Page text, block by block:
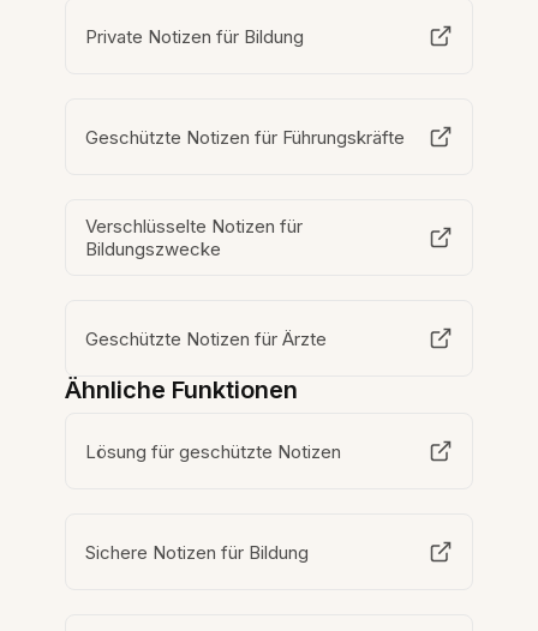
Private Notizen für Bildung
Geschützte Notizen für Führungskräfte
Verschlüsselte Notizen für
Bildungszwecke
Geschützte Notizen für Ärzte
Ähnliche Funktionen
Lösung für geschützte Notizen
Sichere Notizen für Bildung